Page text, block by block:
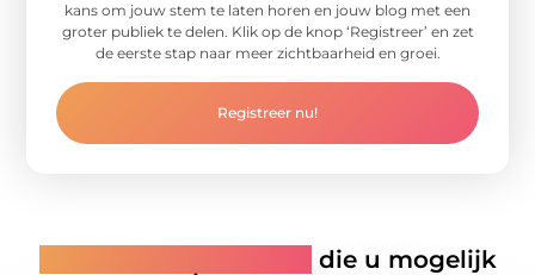
kans om jouw stem te laten horen en jouw blog met een
groter publiek te delen. Klik op de knop ‘Registreer’ en zet
de eerste stap naar meer zichtbaarheid en groei.
Registreer nu!
die u mogelijk